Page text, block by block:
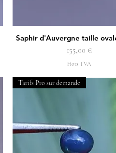
Aperçu rapide
Saphir d'Auvergne taille
Prix
155,00 €
Hors TVA
Tarifs Pro sur demande